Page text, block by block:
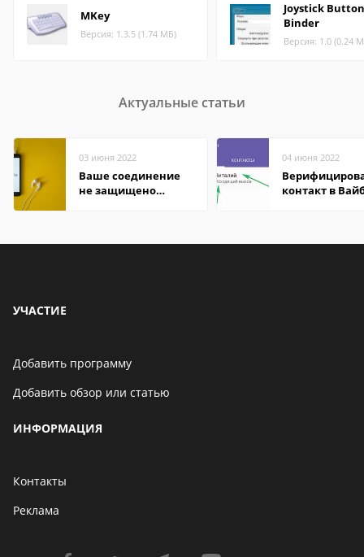
MKey
Версия: 1.3.5 (1.74 МБ)
Joystick
Binder
Версия: 1.0 (0.24
Актуальные статьи
03 июня 2022
Ваше соединение
не защищено
04 июня 2022
контакт в
УЧАСТИЕ
Добавить программу
Добавить обзор или статью
ИНФОРМАЦИЯ
Контакты
Реклама